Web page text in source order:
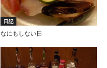
日記
なにもしない日